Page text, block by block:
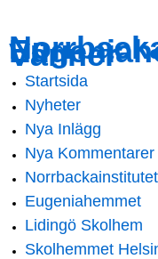
main
content
navigation
Vänner
Main menu
Startsida
Nyheter
Nya Inlägg
Nya Kommentarer
Norrbackainstitutet
Eugeniahemmet
Lidingö Skolhem
Skolhemmet